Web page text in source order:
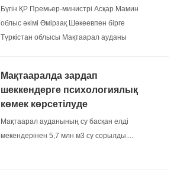
Бүгін ҚР Премьер-министрі Асқар Мамин
облыс әкімі Өмірзақ Шөкеевпен бірге
Түркістан облысы Мақтаарал ауданы
Мақтааралда зардап
шеккендерге психологиялық
көмек көрсетілуде
Мақтаарал ауданының су басқан елді
мекендерінен 5,7 млн м3 су сорылды....